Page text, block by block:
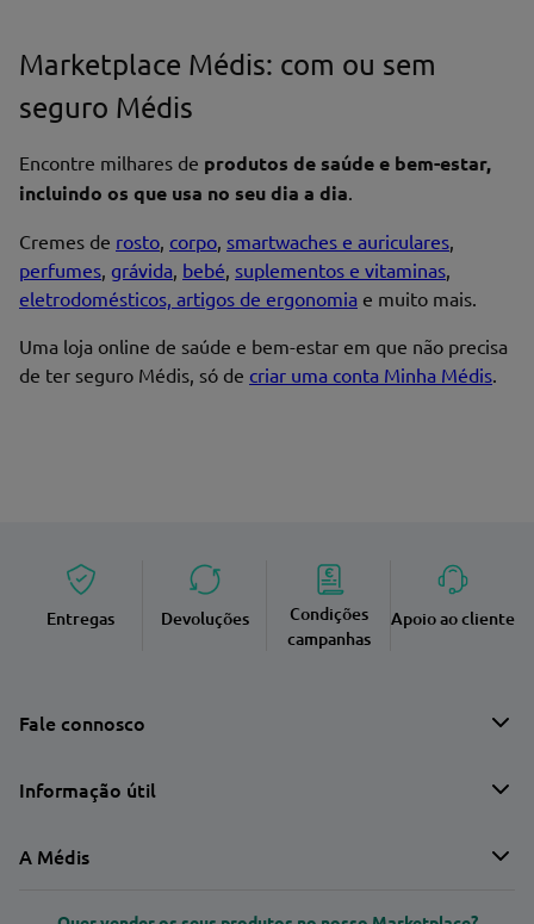
Marketplace Médis: com ou sem
seguro Médis
Encontre milhares de produtos de saúde e bem-estar,
incluindo os que usa no seu dia a dia.
Cremes de rosto, corpo, smartwaches e auriculares,
perfumes, grávida, bebé, suplementos e vitaminas,
eletrodomésticos, artigos de ergonomia e muito mais.
Uma loja online de saúde e bem-estar em que não precisa
de ter seguro Médis, só de criar uma conta Minha Médis.
Entregas Devoluções
Condições
campanhas
Apoio ao cliente
Fale connosco
Informação útil
A Médis